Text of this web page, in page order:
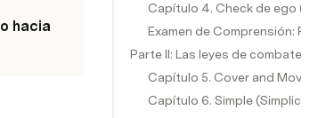
hacia
Capítulo 4. Check de ego
Examen de Comprensión:
Parte II: Las leyes de combate
Capítulo 5. Cover and Move
Capítulo 6. Simple